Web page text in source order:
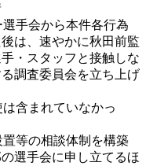
手会から本件各行為
は、速やかに秋田前監
・スタッフと接触しな
調査委員会を立ち上げ
含まれていなかっ
等の相談体制を構築
選手会に申し立てるほ